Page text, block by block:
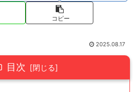
コピー
2025.08.17
目次